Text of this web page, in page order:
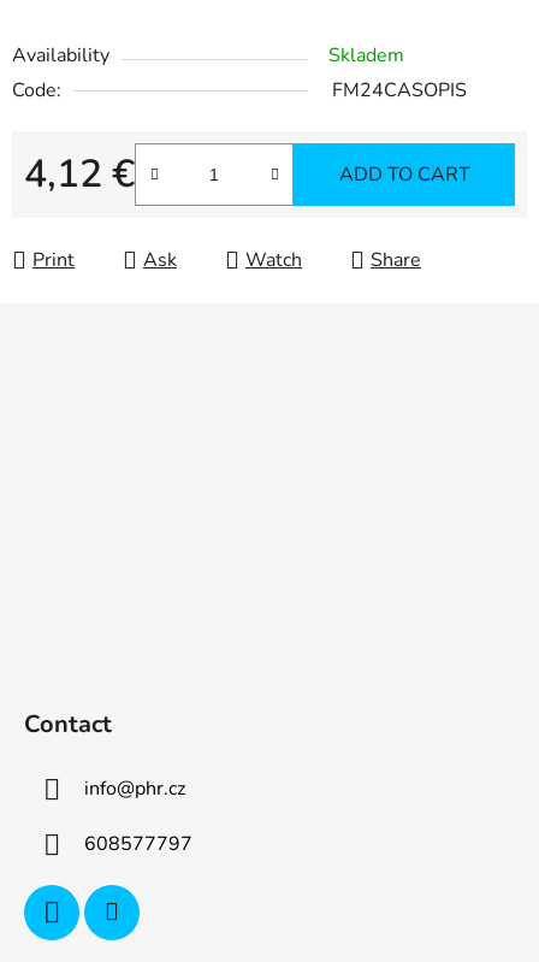
Availability
Skladem
Code:
FM24CASOPIS
4,12 €
Measure price:
ADD TO CART
Print Ask Watch Share
Contact
info@phr.cz
608577797